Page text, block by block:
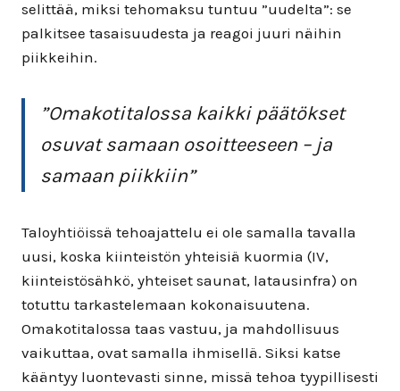
selittää, miksi tehomaksu tuntuu ”uudelta”: se
palkitsee tasaisuudesta ja reagoi juuri näihin
piikkeihin.
”Omakotitalossa kaikki päätökset
osuvat samaan osoitteeseen – ja
samaan piikkiin”
Taloyhtiöissä tehoajattelu ei ole samalla tavalla
uusi, koska kiinteistön yhteisiä kuormia (IV,
kiinteistösähkö, yhteiset saunat, latausinfra) on
totuttu tarkastelemaan kokonaisuutena.
Omakotitalossa taas vastuu, ja mahdollisuus
vaikuttaa, ovat samalla ihmisellä. Siksi katse
kääntyy luontevasti sinne, missä tehoa tyypillisesti